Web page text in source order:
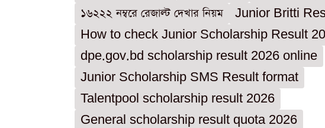
১৬২২২ নম্বরে রেজাল্ট দেখার নিয়ম
Junior Britti
How to check Junior Scholarship Result
dpe.gov.bd scholarship result 2026 online
Junior Scholarship SMS Result format
Talentpool scholarship result 2026
General scholarship result quota 2026